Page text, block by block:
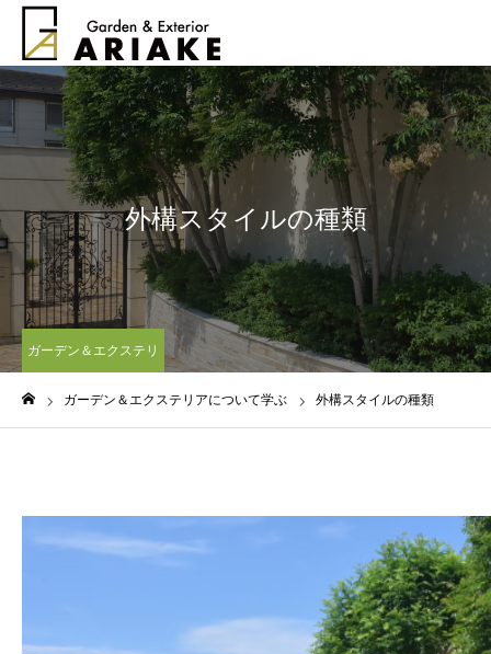
外構スタイルの種類
ガーデン＆エクステリ
アについて学ぶ
ガーデン＆エクステリアについて学ぶ 外構スタイルの種類